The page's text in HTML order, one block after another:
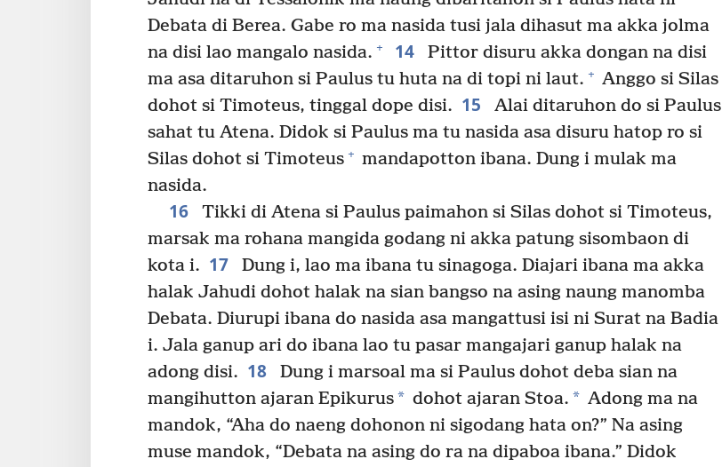
Debata di Berea. Gabe ro ma nasida tusi jala dihasut ma akka jolma
na disi lao mangalo nasida. + 14
Pittor disuru akka dongan na disi
ma asa ditaruhon si Paulus tu huta na di topi ni laut. + Anggo si Silas
dohot si Timoteus, tinggal dope disi. 15
Alai ditaruhon do si Paulus
sahat tu Atena. Didok si Paulus ma tu nasida asa disuru hatop ro si
Silas dohot si Timoteus + mandapotton ibana. Dung i mulak ma
nasida.
16
Tikki di Atena si Paulus paimahon si Silas dohot si Timoteus,
marsak ma rohana mangida godang ni akka patung sisombaon di
kota i. 17
Dung i, lao ma ibana tu sinagoga. Diajari ibana ma akka
halak Jahudi dohot halak na sian bangso na asing naung manomba
Debata. Diurupi ibana do nasida asa mangattusi isi ni Surat na Badia
i. Jala ganup ari do ibana lao tu pasar mangajari ganup halak na
adong disi. 18
Dung i marsoal ma si Paulus dohot deba sian na
mangihutton ajaran Epikurus* dohot ajaran Stoa. * Adong ma na
mandok, “Aha do naeng dohonon ni sigodang hata on?” Na asing
muse mandok, “Debata na asing do ra na dipaboa ibana.” Didok